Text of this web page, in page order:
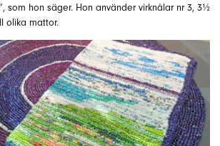
som hon säger. Hon använder virknålar nr 3, 3½
olika mattor.